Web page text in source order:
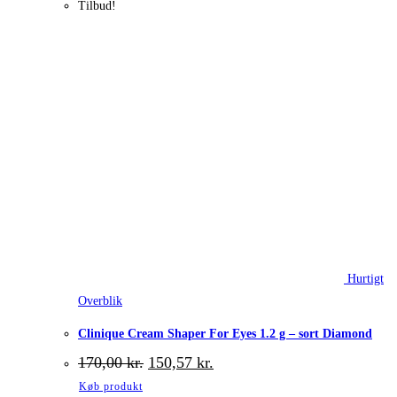
Tilbud!
Hurtigt
Overblik
Clinique Cream Shaper For Eyes 1.2 g – sort Diamond
170,00kr. Den
oprindelige
150,57 kr.
Køb produkt